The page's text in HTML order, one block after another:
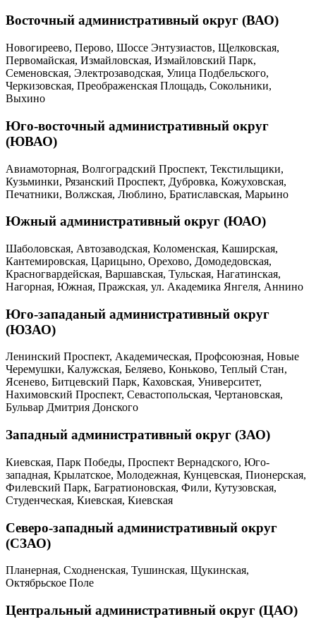
Восточный административный округ (ВАО)
Новогиреево, Перово, Шоссе Энтузиастов, Щелковская,
Первомайская, Измайловская, Измайловский Парк,
Семеновская, Электрозаводская, Улица Подбельского,
Черкизовская, Преображенская Площадь, Сокольники,
Выхино
Юго-восточный административный округ
(ЮВАО)
Авиамоторная, Волгоградский Проспект, Текстильщики,
Кузьминки, Рязанский Проспект, Дубровка, Кожуховская,
Печатники, Волжская, Люблино, Братиславская, Марьино
Южный административный округ (ЮАО)
Шаболовская, Автозаводская, Коломенская, Каширская,
Кантемировская, Царицыно, Орехово, Домодедовская,
Красногвардейская, Варшавская, Тульская, Нагатинская,
Нагорная, Южная, Пражская, ул. Академика Янгеля, Аннино
Юго-западаный административный округ
(ЮЗАО)
Ленинский Проспект, Академическая, Профсоюзная, Новые
Черемушки, Калужская, Беляево, Коньково, Теплый Стан,
Ясенево, Битцевский Парк, Каховская, Университет,
Нахимовский Проспект, Севастопольская, Чертановская,
Бульвар Дмитрия Донского
Западный административный округ (ЗАО)
Киевская, Парк Победы, Проспект Вернадского, Юго-
западная, Крылатское, Молодежная, Кунцевская, Пионерская,
Филевский Парк, Багратионовская, Фили, Кутузовская,
Студенческая, Киевская, Киевская
Северо-западный административный округ
(СЗАО)
Планерная, Сходненская, Тушинская, Щукинская,
Октябрьское Поле
Центральный административный округ (ЦАО)